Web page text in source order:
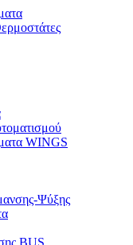
WINGS
Ψύξης
BUS